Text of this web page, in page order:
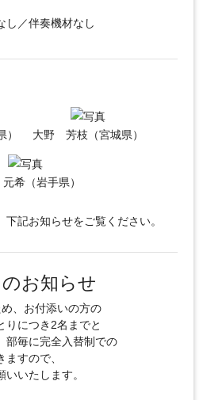
し／伴奏機材なし
大野 芳枝（宮城県）
希（岩手県）
下記お知らせをご覧ください。
お知らせ
、お付添いの方の
につき2名までと
毎に完全入替制での
すので、
いたします。